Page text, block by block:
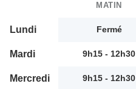
MATIN
Lundi Fermé
Mardi 9h15 - 12h30
Mercredi 9h15 - 12h30